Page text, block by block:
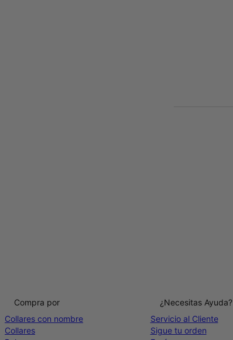
Compra por
Collares con nombre
Collares
¿Necesitas Ayuda?
Servicio al Cliente
Sigue tu orden